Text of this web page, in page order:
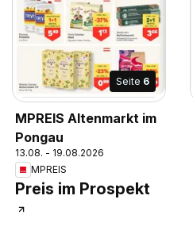
Seite 6
MPREIS Altenmarkt im
Pongau
13.08. - 19.08.2026
MPREIS
Preis im Prospekt